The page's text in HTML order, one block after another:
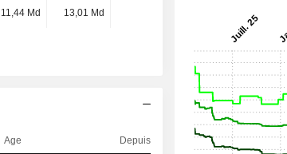
11,44 Md 13,01 Md
Age Depuis